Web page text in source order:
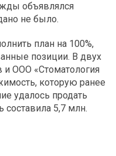
объявлялся
не было.
план на 100%,
позиции. В двух
и ООО «Стоматология
которую ранее
удалось продать
составила 5,7 млн.